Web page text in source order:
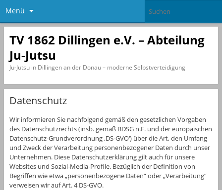
Menü
TV 1862 Dillingen e.V. – Abteilung
Ju-Jutsu
Ju-Jutsu in Dillingen an der Donau – moderne Selbstverteidigung
Datenschutz
Wir informieren Sie nachfolgend gemäß den gesetzlichen Vorgaben
des Datenschutzrechts (insb. gemäß BDSG n.F. und der europäischen
Datenschutz-Grundverordnung ‚DS-GVO‘) über die Art, den Umfang
und Zweck der Verarbeitung personenbezogener Daten durch unser
Unternehmen. Diese Datenschutzerklärung gilt auch für unsere
Websites und Sozial-Media-Profile. Bezüglich der Definition von
Begriffen wie etwa „personenbezogene Daten“ oder „Verarbeitung“
verweisen wir auf Art. 4 DS-GVO.